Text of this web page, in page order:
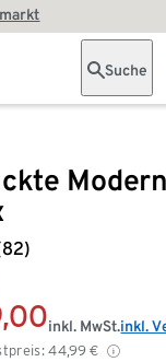
Suche
44,99 €
inkl. MwSt.inkl.